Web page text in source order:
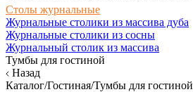
Столы журнальные
Журнальные столики из массива дуба
Журнальные столики из сосны
Журнальный столик из массива
Тумбы для гостиной
Назад
Каталог/Гостиная/Тумбы для гостиной